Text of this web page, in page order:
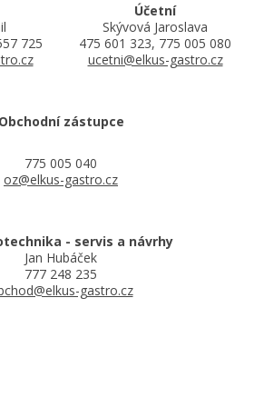
725
Účetní
Skývová Jaroslava
475 601 323, 775 005 080
ucetni@elkus-gastro.cz
Obchodní zástupce
775 005 040
oz@elkus-gastro.cz
- servis a návrhy
Jan Hubáček
777 248 235
gastro.cz